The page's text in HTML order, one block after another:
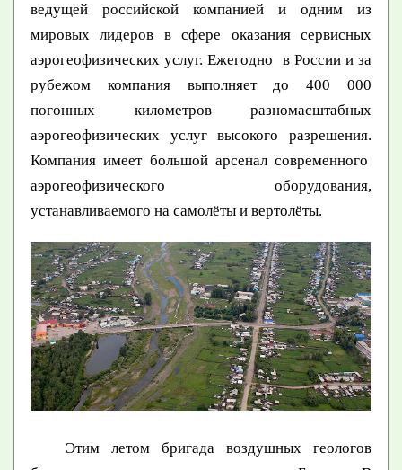
ведущей российской компанией и одним из
мировых лидеров в сфере оказания сервисных
аэрогеофизических услуг. Ежегодно в России и за
рубежом компания выполняет до 400 000
погонных километров разномасштабных
аэрогеофизических услуг высокого разрешения.
Компания имеет большой арсенал современного
аэрогеофизического оборудования,
устанавливаемого на самолёты и вертолёты.
Этим летом бригада воздушных геологов